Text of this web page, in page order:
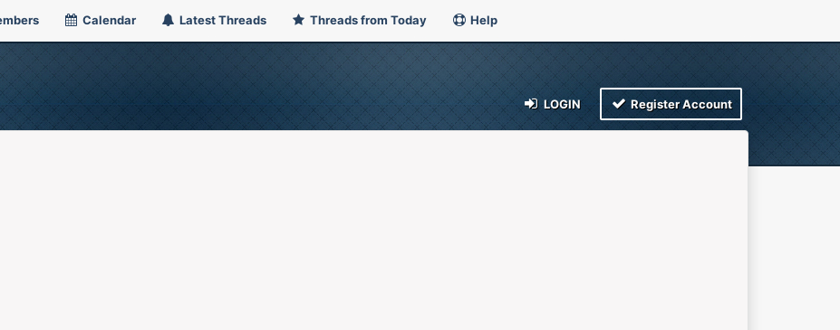
Calendar Latest Threads Threads from Today Help
LOGIN Register Account